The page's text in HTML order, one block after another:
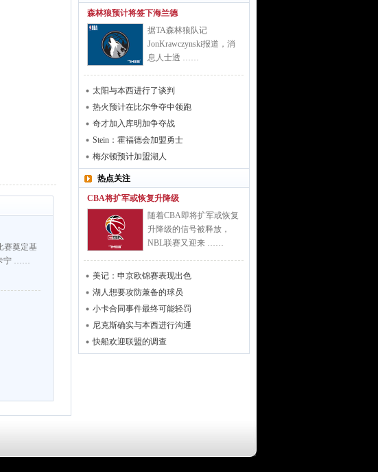
赛奠定基
宁 ……
森林狼预计将签下海兰德
据TA森林狼队记
JonKrawczynski报道，消
息人士透 ……
太阳与本西进行了谈判
热火预计在比尔争夺中领跑
奇才加入库明加争夺战
Stein：霍福德会加盟勇士
梅尔顿预计加盟湖人
热点关注
CBA将扩军或恢复升降级
随着CBA即将扩军或恢复
升降级的信号被释放，
NBL联赛又迎来 ……
美记：申京欧锦赛表现出色
湖人想要攻防兼备的球员
小卡合同事件最终可能轻罚
尼克斯确实与本西进行沟通
快船欢迎联盟的调查